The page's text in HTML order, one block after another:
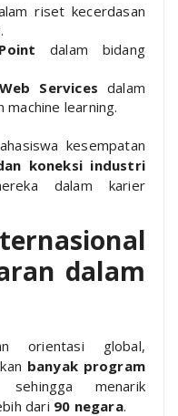
riset kecerdasan
dalam bidang
Services dalam
learning.
kesempatan
koneksi industri
dalam karier
dalam
orientasi global,
banyak program
menarik
dari 90 negara.